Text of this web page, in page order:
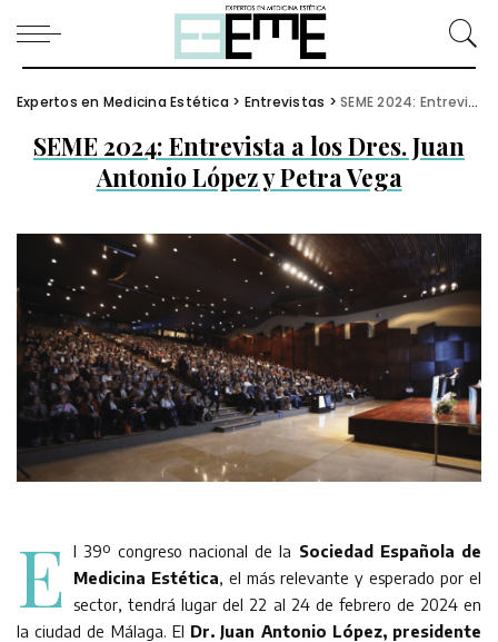
Expertos en Medicina Estética > Entrevistas >SEME 2024: Entrevista a los Dres. Juan Antonio López y Petra Vega
SEME 2024: Entrevista a los Dres. Juan
Antonio López y Petra Vega
E l 39º congreso nacional de la Sociedad Española de
Medicina Estética, el más relevante y esperado por el
sector, tendrá lugar del 22 al 24 de febrero de 2024 en
la ciudad de Málaga. El Dr. Juan Antonio López, presidente